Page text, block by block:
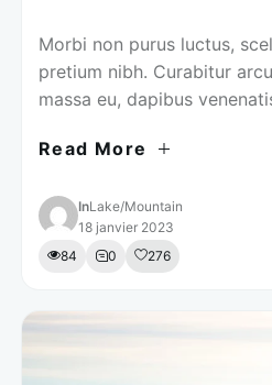
Morbi non purus luctus,
pretium nibh. Curabitur
massa eu, dapibus
tellus mollis, in iaculis
Integer at lobortis nisi.
at congue. Integer quis nisi
Read More
InLake/Mountain
18 janvier 2023
84
0 276